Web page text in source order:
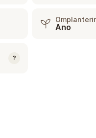
Ano
?